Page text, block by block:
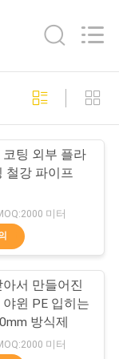
98
52
코팅 외부 플라
철강 파이프
미터
서 만들어진
윈 PE 입히는
방식제
미터